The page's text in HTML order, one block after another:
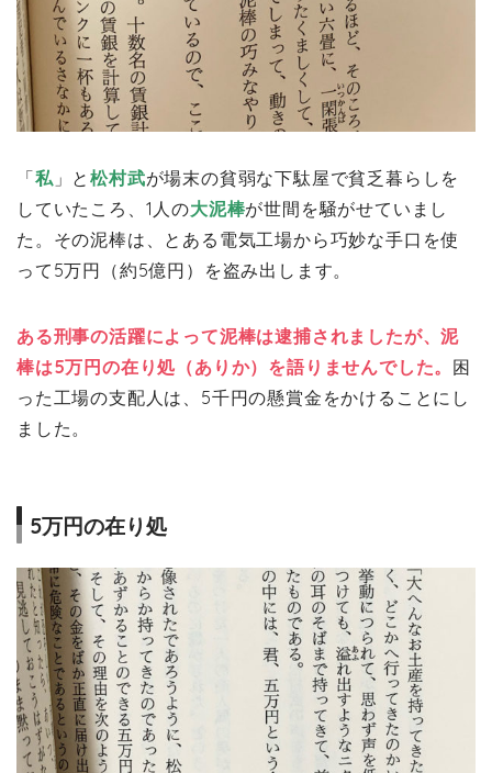
「私 」と松村武が場末の貧弱な下駄屋で貧乏暮らしを
していたころ、1人の大泥棒が世間を騒がせていまし
た。その泥棒は、とある電気工場から巧妙な手口を使
って5万円（約5億円）を盗み出します。
ある刑事の活躍によって泥棒は逮捕されましたが、泥
棒は5万円の在り処（ありか）を語りませんでした。 困
った工場の支配人は、5千円の懸賞金をかけることにし
ました。
5万円の在り処